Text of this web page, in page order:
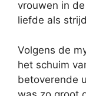
vrouwen in
liefde als
Volgens de
het schuim
betoverende